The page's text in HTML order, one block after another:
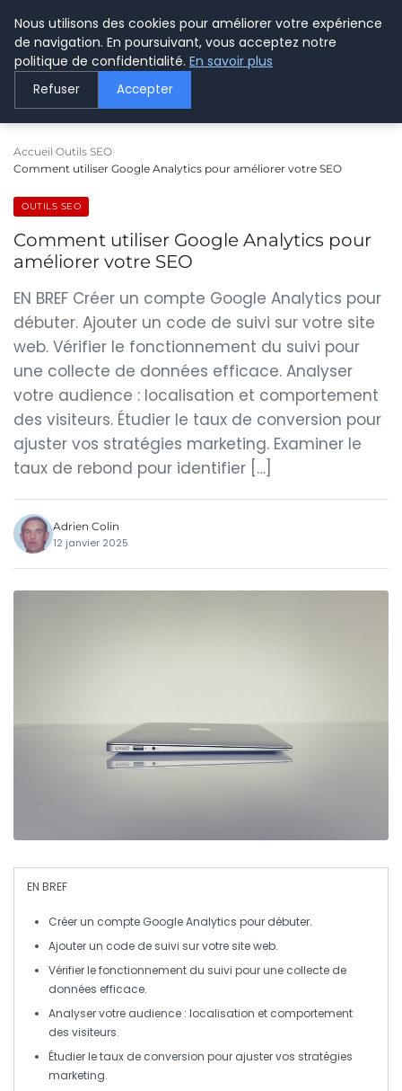
LE WEBMARKETING
Accueil Outils SEO
Comment utiliser Google Analytics pour améliorer votre SEO
OUTILS SEO
Comment utiliser Google Analytics pour
améliorer votre SEO
EN BREF Créer un compte Google Analytics pour
débuter. Ajouter un code de suivi sur votre site
web. Vérifier le fonctionnement du suivi pour
une collecte de données efficace. Analyser
votre audience : localisation et comportement
des visiteurs. Étudier le taux de conversion pour
ajuster vos stratégies marketing. Examiner le
taux de rebond pour identifier […]
Adrien Colin
12 janvier 2025
EN BREF
Créer un compte Google Analytics pour débuter.
Ajouter un code de suivi sur votre site web.
Vérifier le fonctionnement du suivi pour une collecte de
données efficace.
Analyser votre audience : localisation et comportement
des visiteurs.
Étudier le taux de conversion pour ajuster vos stratégies
marketing.
Nous utilisons des cookies pour améliorer votre expérience
de navigation. En poursuivant, vous acceptez notre
politique de confidentialité. En savoir plus
Refuser Accepter